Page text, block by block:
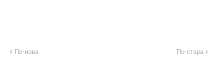
По-нова По-стара